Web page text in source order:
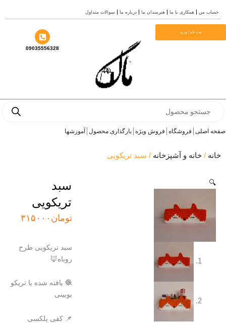
من همکاری با ما هنرمندان ما درباره ما سوالات متداول
ثبت نام | ورود
09035556328
فروشگاه فروش ویژه بارگذاری محصول آموزشها
/خانه و آشپزخانه/ سبد تریکویی
سبد
تریکویی
تومان۳۱۵۰۰۰
سبد تریکویی طرح
روباه🦊
🧶 بافته شده با تریکو
بوبینی
📌 کفی پلکسی